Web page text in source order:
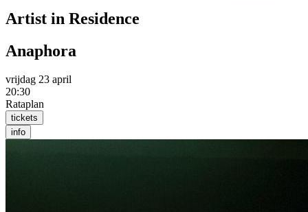
Artist in Residence
Anaphora
vrijdag 23 april
20:30
Rataplan
tickets
info